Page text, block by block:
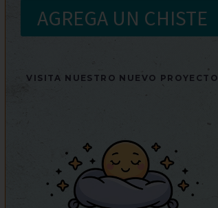
AGREGA UN CHISTE
VISITA NUESTRO NUEVO PROYECTO